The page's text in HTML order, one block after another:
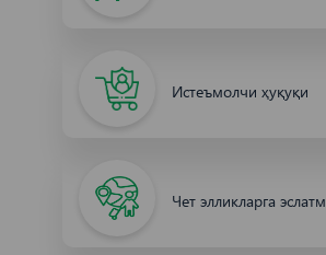
Истеъмолчи ҳуқуқи
Чет элликларга